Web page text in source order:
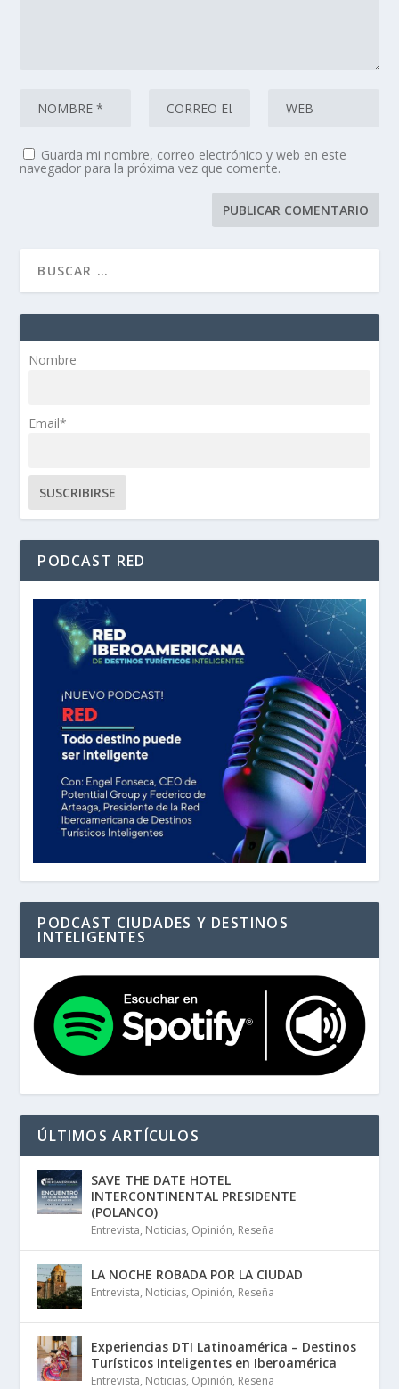
Guarda mi nombre, correo electrónico y web en este
navegador para la próxima vez que comente.
Nombre
Email*
PODCAST RED
PODCAST CIUDADES Y DESTINOS
INTELIGENTES
ÚLTIMOS ARTÍCULOS
SAVE THE DATE HOTEL
INTERCONTINENTAL PRESIDENTE
(POLANCO)
Entrevista, Noticias, Opinión, Reseña
LA NOCHE ROBADA POR LA CIUDAD
Entrevista, Noticias, Opinión, Reseña
Experiencias DTI Latinoamérica – Destinos
Turísticos Inteligentes en Iberoamérica
Entrevista, Noticias, Opinión, Reseña